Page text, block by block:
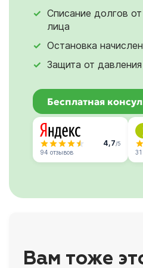
Списание долгов
лица
Остановка
Защита от
Бесплатная
4,7/5
94 отзывов 31
Вам тоже